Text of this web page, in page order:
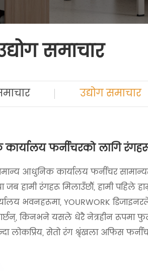
समाचार
उद्योग समाचार
फर्नीचरको लागि
आधुनिक कार्यालय फर्नीचर
जब हामी रंगहरू मिलाउँछौं, हामी पहिले
भवनहरूमा, YOURWORK
किनभने यसले धेरै नेत्रहीन रूपमा
लोकप्रिय, सेतो रंग श्रृंखला अफिस